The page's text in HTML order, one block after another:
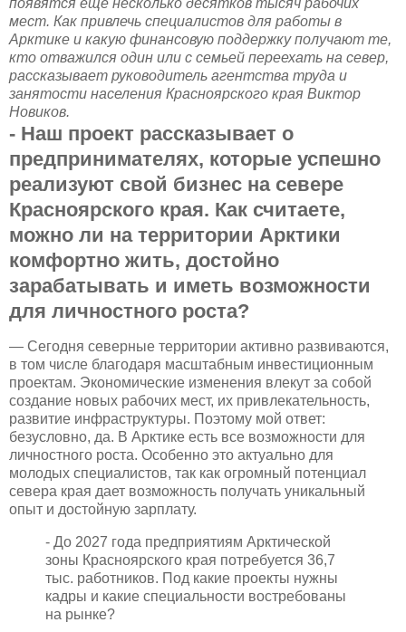
мест. Как привлечь специалистов для работы в
Арктике и какую финансовую поддержку получают те,
кто отважился один или с семьей переехать на север,
рассказывает руководитель агентства труда и
занятости населения Красноярского края Виктор
Новиков.
- Наш проект рассказывает о
предпринимателях, которые успешно
реализуют свой бизнес на севере
Красноярского края. Как считаете,
можно ли на территории Арктики
комфортно жить, достойно
зарабатывать и иметь возможности
для личностного роста?
— Сегодня северные территории активно развиваются,
в том числе благодаря масштабным инвестиционным
проектам. Экономические изменения влекут за собой
создание новых рабочих мест, их привлекательность,
развитие инфраструктуры. Поэтому мой ответ:
безусловно, да. В Арктике есть все возможности для
личностного роста. Особенно это актуально для
молодых специалистов, так как огромный потенциал
севера края дает возможность получать уникальный
опыт и достойную зарплату.
- До 2027 года предприятиям Арктической
зоны Красноярского края потребуется 36,7
тыс. работников. Под какие проекты нужны
кадры и какие специальности востребованы
на рынке?